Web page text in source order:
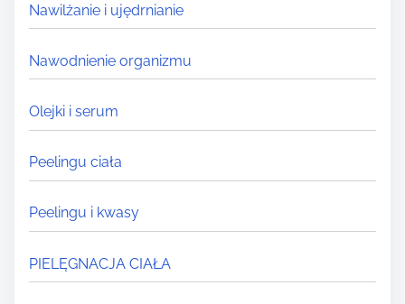
Nawilżanie i ujędrnianie
Nawodnienie organizmu
Olejki i serum
Peelingu ciała
Peelingu i kwasy
PIELĘGNACJA CIAŁA